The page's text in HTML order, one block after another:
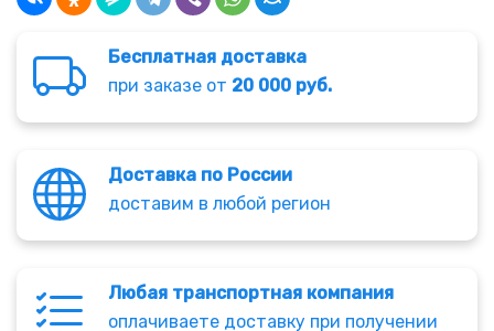
Бесплатная доставка
при заказе от 20 000 руб.
Доставка по России
доставим в любой регион
Любая транспортная компания
оплачиваете доставку при получении